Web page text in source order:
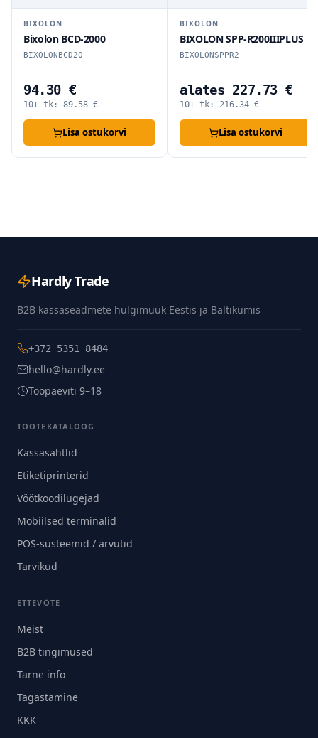
BIXOLON
Bixolon BCD-2000
BIXOLONBCD20
94.30 €
10+ tk: 89.58 €
Lisa ostukorvi
BIXOLON
BIXOLON SPP-R200IIIPLUS
BIXOLONSPPR2
alates 227.73 €
10+ tk: 216.34 €
Lisa ostukorvi
Hardly Trade
B2B kassaseadmete hulgimüük Eestis ja Baltikumis
+372 5351 8484
hello@hardly.ee
Tööpäeviti 9–18
TOOTEKATALOOG
Kassasahtlid
Etiketiprinterid
Vöötkoodilugejad
Mobiilsed terminalid
POS-süsteemid / arvutid
Tarvikud
ETTEVÕTE
Meist
B2B tingimused
Tarne info
Tagastamine
KKK